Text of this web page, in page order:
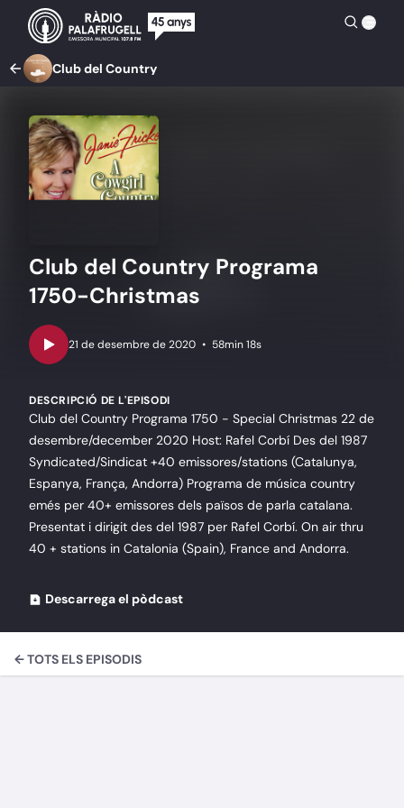
Club del Country
Club del Country Programa
1750-Christmas
• 58min 18s
DESCRIPCIÓ DE L'EPISODI
Club del Country Programa 1750 - Special Christmas 22 de
desembre/december 2020 Host: Rafel Corbí Des del 1987
Syndicated/Sindicat +40 emissores/stations (Catalunya,
Espanya, França, Andorra) Programa de música country
emés per 40+ emissores dels països de parla catalana.
Presentat i dirigit des del 1987 per Rafel Corbí. On air thru
40 + stations in Catalonia (Spain), France and Andorra.
Descarrega el pòdcast
← TOTS ELS EPISODIS